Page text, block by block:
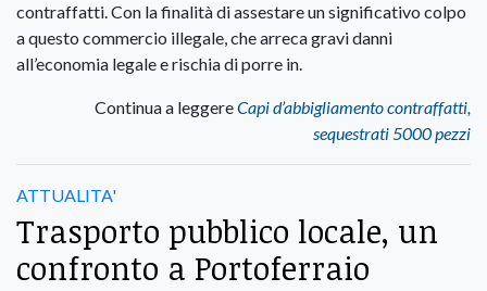
contraffatti. Con la finalità di assestare un significativo colpo
a questo commercio illegale, che arreca gravi danni
all’economia legale e rischia di porre in.
Continua a leggereCapi d’abbigliamento contraffatti,
sequestrati 5000 pezzi
ATTUALITA'
Trasporto pubblico locale, un
confronto a Portoferraio